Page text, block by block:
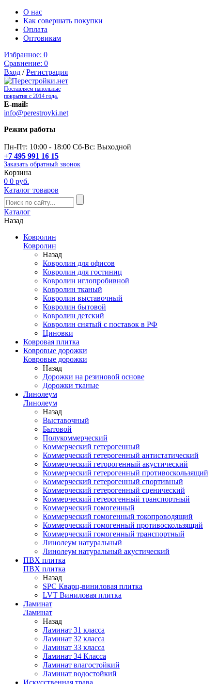
О нас
Как совершать покупки
Оплата
Оптовикам
Избранное: 0
Сравнение: 0
Вход /Регистрация
Поставляем напольные
покрытия с 2014 года.
E-mail:
info@perestroyki.net
Режим работы
Пн-Пт: 10:00 - 18:00 Сб-Вс: Выходной
+7 495 991 16 15
Заказать обратный звонок
Корзина
0 0 руб.
Каталог товаров
Каталог
Назад
Ковролин
Ковролин
Назад
Ковролин для офисов
Ковролин для гостиниц
Ковролин иглопробивной
Ковролин тканый
Ковролин выставочный
Ковролин бытовой
Ковролин детский
Ковролин снятый с поставок в РФ
Циновки
Ковровая плитка
Ковровые дорожки
Ковровые дорожки
Назад
Дорожки на резиновой основе
Дорожки тканые
Линолеум
Линолеум
Назад
Выставочный
Бытовой
Полукоммерческий
Коммерческий гетерогенный
Коммерческий гетерогенный антистатический
Коммерческий геторогенный акустический
Коммерческий гетерогенный противоскользящий
Коммерческий гетерогенный спортивный
Коммерческий гетерогенный сценический
Коммерческий гетерогенный транспортный
Коммерческий гомогенный
Коммерческий гомогенный токопроводящий
Коммерческий гомогенный противоскользящий
Коммерческий гомогенный транспортный
Линолеум натуральный
Линолеум натуральный акустический
ПВХ плитка
ПВХ плитка
Назад
SPC Кварц-виниловая плитка
LVT Виниловая плитка
Ламинат
Ламинат
Назад
Ламинат 31 класса
Ламинат 32 класса
Ламинат 33 класса
Ламинат 34 Класса
Ламинат влагостойкий
Ламинат водостойкий
Искусственная трава